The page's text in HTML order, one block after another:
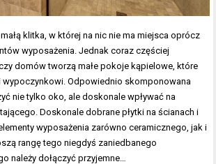
klitka, w której na nic nie ma miejsca oprócz
wyposażenia. Jednak coraz częściej
domów tworzą małe pokoje kąpielowe, które
wypoczynkowi. Odpowiednio skomponowana
nie tylko oko, ale doskonale wpływać na
Doskonale dobrane płytki na ścianach i
wyposażenia zarówno ceramicznego, jak i
rangę tego niegdyś zaniedbanego
należy dołączyć przyjemne…